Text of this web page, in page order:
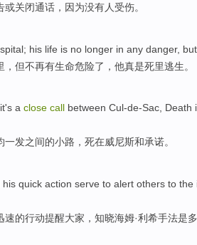
或关闭通话 ， 因为没有人受伤。
; his life is no longer in any danger, but
， 但不再有生命危险了， 他真是死里逃生。
it's a close call between Cul-de-Sac, Death
一发之间的小路 ， 死在威尼斯和承诺。
his quick action serve to alert others to the
速的行动提醒大家 ， 知晓海姆·利希手法是